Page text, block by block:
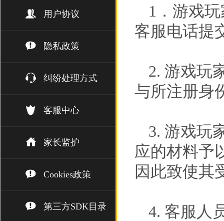
用户协议
隐私政策
纠纷处理方式
客服中心
家长监护
Cookies政策
第三方SDK目录
1．游戏
客服电话提
2. 游戏玩
与所注册身
3. 游戏玩
应的材料予
因此致使其
4. 客服人